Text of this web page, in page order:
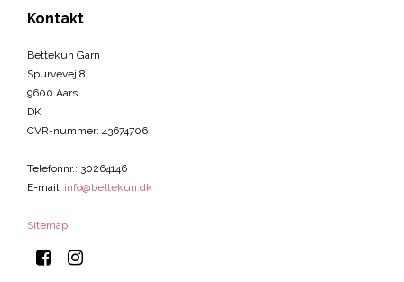
Kontakt
Bettekun Garn
Spurvevej 8
9600 Aars
DK
CVR-nummer: 43674706
Telefonnr.: 30264146
E-mail: info@bettekun.dk
Sitemap